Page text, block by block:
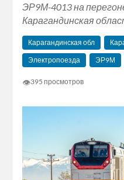
ЭР9М-4013 на
Карагандинская
Карагандинская обл
Электропоезда
ЭР9М
👁395 просмотров